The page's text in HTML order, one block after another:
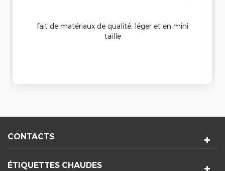
fait de matériaux de qualité, léger et en mini
taille
CONTACTS
ÉTIQUETTES CHAUDES